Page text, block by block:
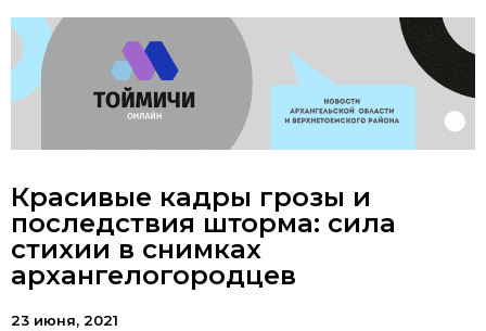
Красивые кадры грозы и
последствия шторма: сила
стихии в снимках
архангелогородцев
23 июня, 2021